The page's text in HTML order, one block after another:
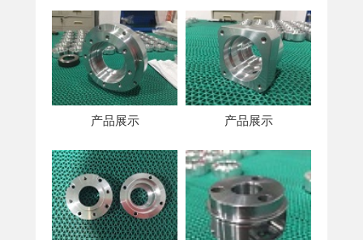
产品展示 产品展示